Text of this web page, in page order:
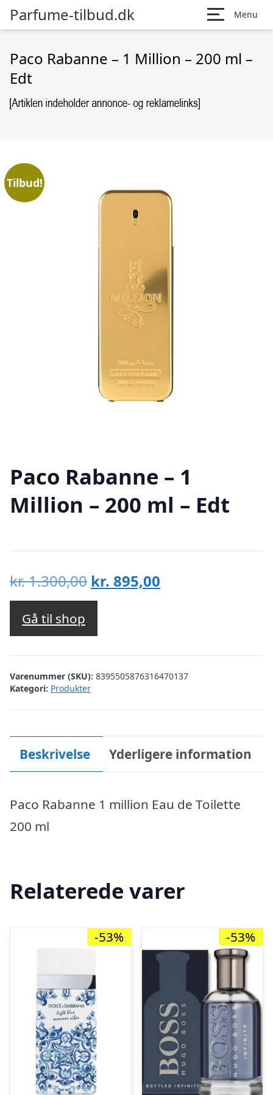
Parfume-tilbud.dk Menu
Paco Rabanne – 1 Million – 200 ml –
Edt
Tilbud!
Paco Rabanne – 1
Million – 200 ml – Edt
kr.1.300,00 Den
oprindelige
var:
kr. 1.300,00.
kr. 895,00
kr. 895,00.
Gå til shop
Varenummer (SKU): 8395505876316470137
Kategori: Produkter
Beskrivelse Yderligere information
Paco Rabanne 1 million Eau de Toilette
200 ml
Relaterede varer
-53% -53%